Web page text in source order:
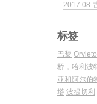
2017.08-
标签
巴黎 Orvieto
桥，哈利波
亚和阿尔伯
塔 波提切利